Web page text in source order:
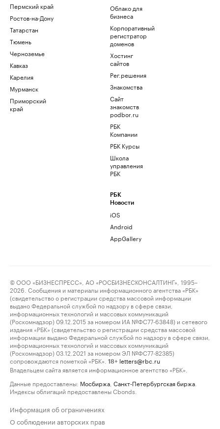
Пермский край
Ростов-на-Дону
Татарстан
Тюмень
Черноземье
Кавказ
Карелия
Мурманск
Приморский
край
Облако для
бизнеса
Корпоративный
регистратор
доменов
Хостинг
сайтов
Рег.решения
Знакомства
Сайт
знакомств
podbor.ru
РБК
Компании
РБК Курсы
Школа
управления
РБК
РБК
Новости
iOS
Android
AppGallery
© ООО «БИЗНЕСПРЕСС», АО «РОСБИЗНЕСКОНСАЛТИНГ», 1995–
2026. Сообщения и материалы информационного агентства «РБК»
(свидетельство о регистрации средства массовой информации
выдано Федеральной службой по надзору в сфере связи,
информационных технологий и массовых коммуникаций
(Роскомнадзор) 09.12.2015 за номером ИА №ФС77-63848) и сетевого
издания «РБК» (свидетельство о регистрации средства массовой
информации выдано Федеральной службой по надзору в сфере связи,
информационных технологий и массовых коммуникаций
(Роскомнадзор) 03.12.2021 за номером ЭЛ №ФС77-82385)
сопровождаются пометкой «РБК».
18+ letters@rbc.ru
Владельцем сайта является информационное агентство «РБК».
Данные предоставлены: Мосбиржа Санкт-Петербургская биржа
Индексы облигаций предоставлены Cbonds.
Информация об ограничениях
О соблюдении авторских прав